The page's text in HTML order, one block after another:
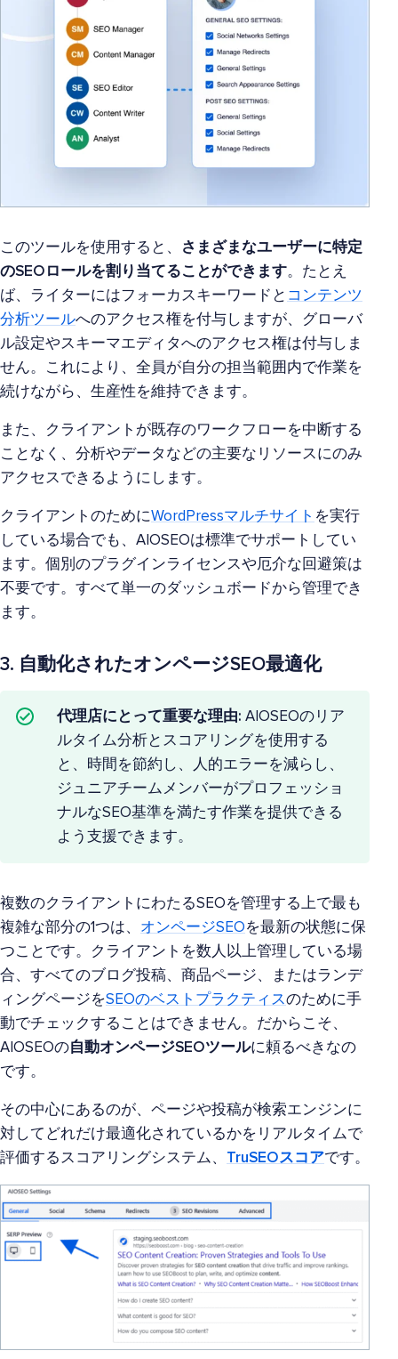
このツールを使用すると、
さまざまなユーザーに特定
のSEOロールを割り当てることができます。たとえ
ば、ライターにはフォーカスキーワードと コンテンツ
分析ツールへのアクセス権を付与しますが、グローバ
ル設定やスキーマエディタへのアクセス権は付与しま
せん。これにより、全員が自分の担当範囲内で作業を
続けながら、生産性を維持できます。
また、クライアントが既存のワークフローを中断する
ことなく、分析やデータなどの主要なリソースにのみ
アクセスできるようにします。
クライアントのためにWordPressマルチサイト を実行
している場合でも、AIOSEOは標準でサポートしてい
ます。個別のプラグインライセンスや厄介な回避策は
不要です。すべて単一のダッシュボードから管理でき
ます。
3. 自動化されたオンページSEO最適化
代理店にとって重要な理由: AIOSEOのリア
ルタイム分析とスコアリングを使用する
と、時間を節約し、人的エラーを減らし、
ジュニアチームメンバーがプロフェッショ
ナルなSEO基準を満たす作業を提供できる
よう支援できます。
複数のクライアントにわたるSEOを管理する上で最も
複雑な部分の1つは、 オンページSEOを最新の状態に保
つことです。クライアントを数人以上管理している場
合、すべてのブログ投稿、商品ページ、またはランデ
ィングページをSEOのベストプラクティスのために手
動でチェックすることはできません。だからこそ、
AIOSEOの 自動オンページSEOツールに頼るべきなの
です。
その中心にあるのが、ページや投稿が検索エンジンに
対してどれだけ最適化されているかをリアルタイムで
評価するスコアリングシステム、 TruSEOスコアです。